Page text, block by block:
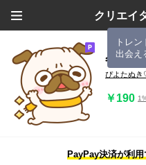
クリエイ
トレ
出会え
冬のパ
ぴよたぬ
￥190
PayPay決済が利